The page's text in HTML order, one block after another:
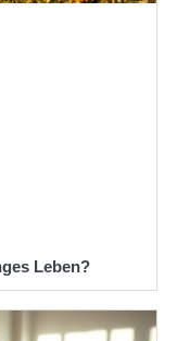
Leben?